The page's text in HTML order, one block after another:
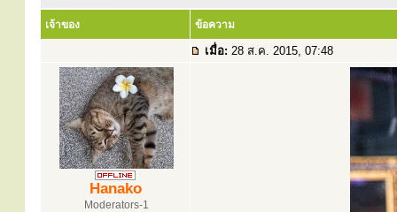
เจ้าของ ข้อความ
เมื่อ: 28 ส.ค. 2015, 07:48
Hanako
Moderators-1